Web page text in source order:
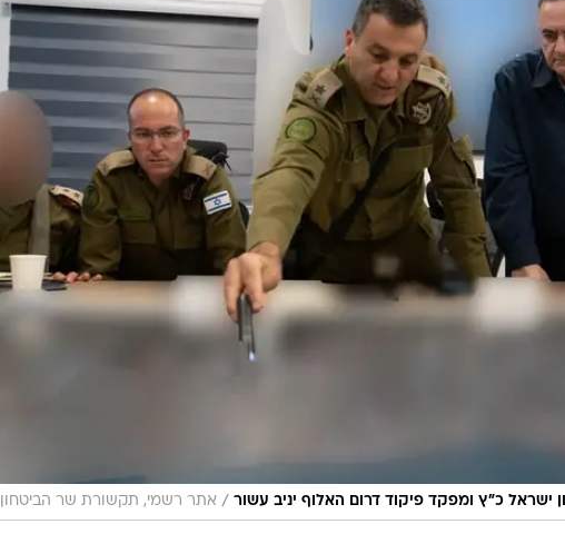
ישראל כ"ץ ומפקד פיקוד דרום האלוף יניב עשור / אתר רשמי, תקשורת שר הביטחון